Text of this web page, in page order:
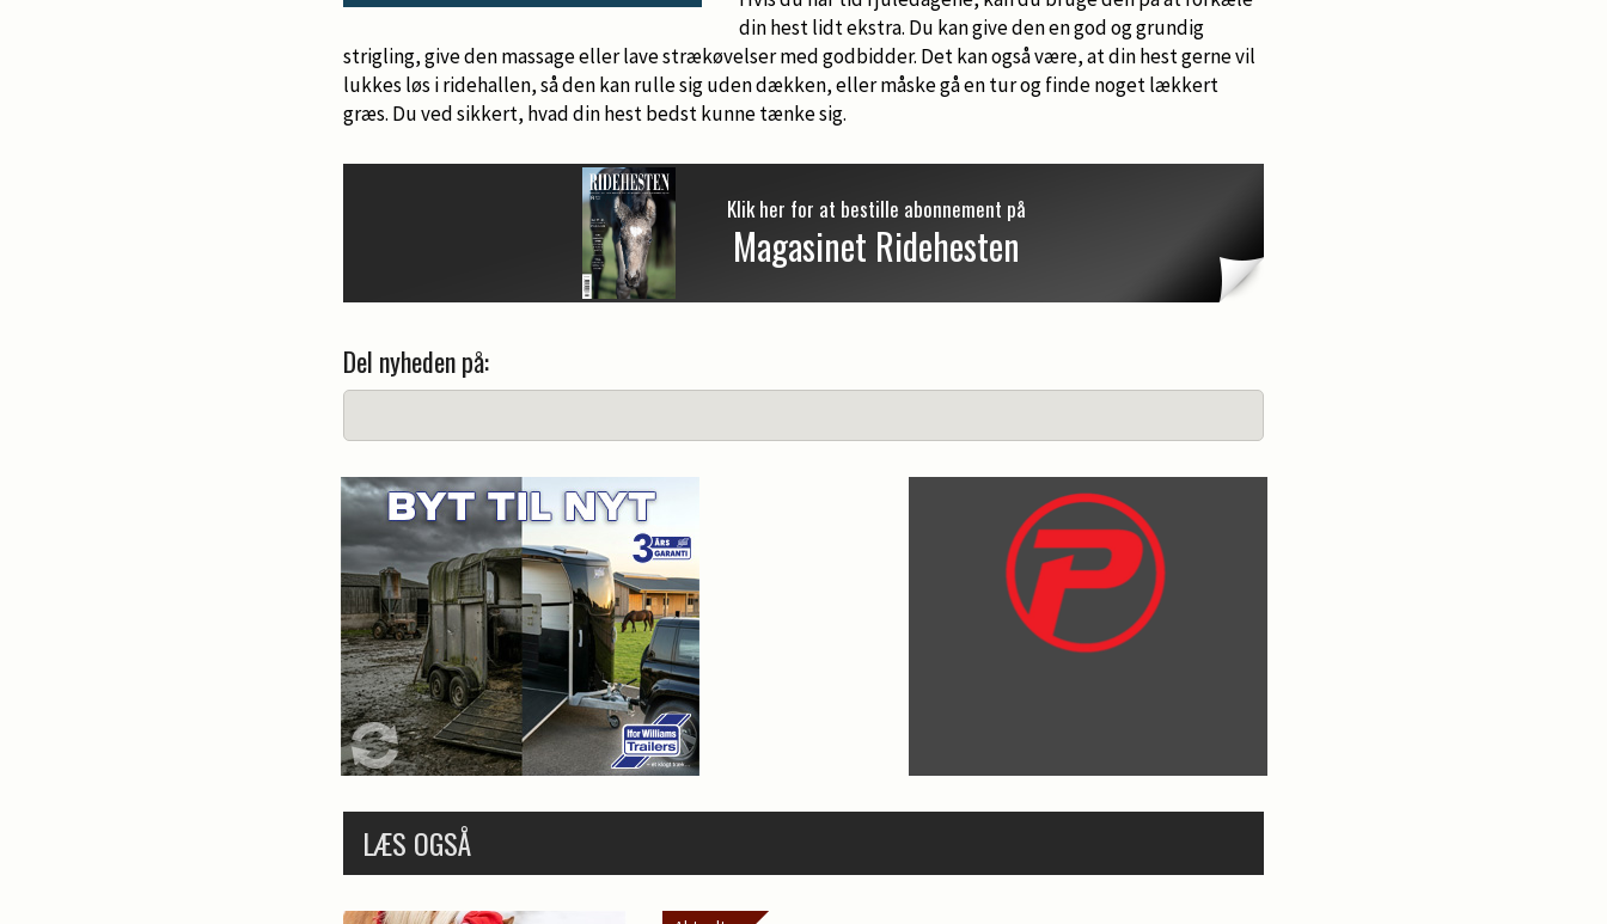
din hest lidt ekstra. Du kan give den en god og grundig
strigling, give den massage eller lave strækøvelser med godbidder. Det kan også være, at din hest gerne vil
lukkes løs i ridehallen, så den kan rulle sig uden dækken, eller måske gå en tur og finde noget lækkert
græs. Du ved sikkert, hvad din hest bedst kunne tænke sig.
Klik her for at bestille abonnement på
Magasinet Ridehesten
Del nyheden på:
LÆS OGSÅ